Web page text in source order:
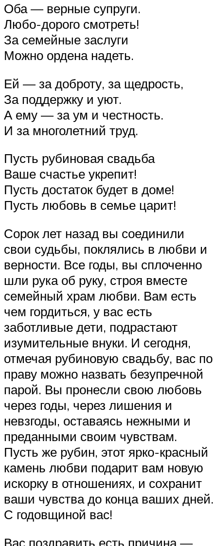
Оба — верные супруги.
Любо-дорого смотреть!
За семейные заслуги
Можно ордена надеть.
Ей — за доброту, за щедрость,
За поддержку и уют.
А ему — за ум и честность.
И за многолетний труд.
Пусть рубиновая свадьба
Ваше счастье укрепит!
Пусть достаток будет в доме!
Пусть любовь в семье царит!
Сорок лет назад вы соединили
свои судьбы, поклялись в любви и
верности. Все годы, вы сплоченно
шли рука об руку, строя вместе
семейный храм любви. Вам есть
чем гордиться, у вас есть
заботливые дети, подрастают
изумительные внуки. И сегодня,
отмечая рубиновую свадьбу, вас по
праву можно назвать безупречной
парой. Вы пронесли свою любовь
через годы, через лишения и
невзгоды, оставаясь нежными и
преданными своим чувствам.
Пусть же рубин, этот ярко-красный
камень любви подарит вам новую
искорку в отношениях, и сохранит
ваши чувства до конца ваших дней.
С годовщиной вас!
Вас поздравить есть причина —